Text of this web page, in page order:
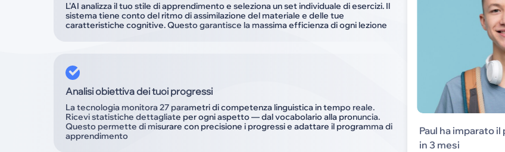
L'AI analizza il tuo stile di apprendimento e seleziona un set individuale di esercizi. Il
sistema tiene conto del ritmo di assimilazione del materiale e delle tue
caratteristiche cognitive. Questo garantisce la massima efficienza di ogni lezione
Analisi obiettiva dei tuoi progressi
La tecnologia monitora 27 parametri di competenza linguistica in tempo reale.
Ricevi statistiche dettagliate per ogni aspetto — dal vocabolario alla pronuncia.
Questo permette di misurare con precisione i progressi e adattare il programma di
apprendimento
Paul ha imparato il
in 3 mesi